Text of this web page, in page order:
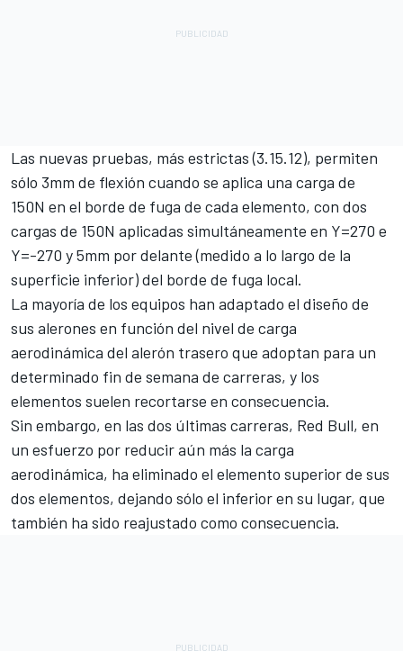
Las nuevas pruebas, más estrictas (3.15.12), permiten
sólo 3mm de flexión cuando se aplica una carga de
150N en el borde de fuga de cada elemento, con dos
cargas de 150N aplicadas simultáneamente en Y=270 e
Y=-270 y 5mm por delante (medido a lo largo de la
superficie inferior) del borde de fuga local.
La mayoría de los equipos han adaptado el diseño de
sus alerones en función del nivel de carga
aerodinámica del alerón trasero que adoptan para un
determinado fin de semana de carreras, y los
elementos suelen recortarse en consecuencia.
Sin embargo, en las dos últimas carreras, Red Bull, en
un esfuerzo por reducir aún más la carga
aerodinámica, ha eliminado el elemento superior de sus
dos elementos, dejando sólo el inferior en su lugar, que
también ha sido reajustado como consecuencia.